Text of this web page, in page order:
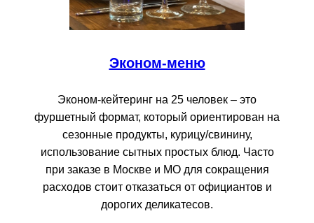
Эконом-меню
Эконом-кейтеринг на 25 человек – это
фуршетный формат, который ориентирован на
сезонные продукты, курицу/свинину,
использование сытных простых блюд. Часто
при заказе в Москве и МО для сокращения
расходов стоит отказаться от официантов и
дорогих деликатесов.